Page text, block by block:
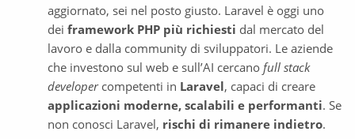
aggiornato, sei nel posto giusto. Laravel è oggi uno
dei framework PHP più richiesti dal mercato del
lavoro e dalla community di sviluppatori. Le aziende
che investono sul web e sull’AI cercano full stack
developer competenti in Laravel
applicazioni moderne, scalabili e performanti. Se
non conosci Laravel, rischi di rimanere indietro.